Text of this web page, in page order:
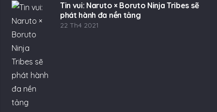
Tin vui: Naruto × Boruto Ninja Tribes sẽ
phát hành đa nền tảng
22 Th4 2021